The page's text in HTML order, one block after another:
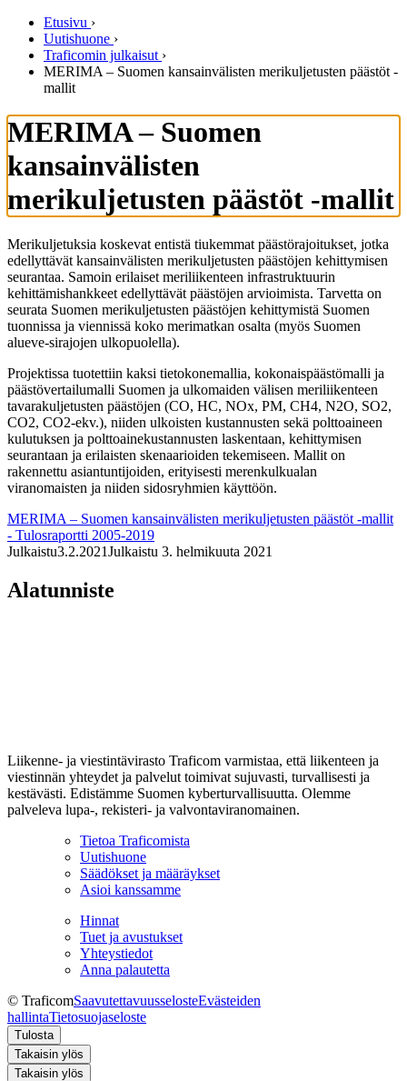
Etusivu ›
Uutishuone ›
Traficomin julkaisut ›
MERIMA – Suomen kansainvälisten merikuljetusten päästöt -
mallit
MERIMA – Suomen
kansainvälisten
merikuljetusten päästöt -mallit
Merikuljetuksia koskevat entistä tiukemmat päästörajoitukset, jotka
edellyttävät kansainvälisten merikuljetusten päästöjen kehittymisen
seurantaa. Samoin erilaiset meriliikenteen infrastruktuurin
kehittämishankkeet edellyttävät päästöjen arvioimista. Tarvetta on
seurata Suomen merikuljetusten päästöjen kehittymistä Suomen
tuonnissa ja viennissä koko merimatkan osalta (myös Suomen
alueve-sirajojen ulkopuolella).
Projektissa tuotettiin kaksi tietokonemallia, kokonaispäästömalli ja
päästövertailumalli Suomen ja ulkomaiden välisen meriliikenteen
tavarakuljetusten päästöjen (CO, HC, NOx, PM, CH4, N2O, SO2,
CO2, CO2-ekv.), niiden ulkoisten kustannusten sekä polttoaineen
kulutuksen ja polttoainekustannusten laskentaan, kehittymisen
seurantaan ja erilaisten skenaarioiden tekemiseen. Mallit on
rakennettu asiantuntijoiden, erityisesti merenkulkualan
viranomaisten ja niiden sidosryhmien käyttöön.
MERIMA – Suomen kansainvälisten merikuljetusten päästöt -mallit
- Tulosraportti 2005-2019
Julkaistu3.2.2021Julkaistu 3. helmikuuta 2021
Alatunniste
Liikenne- ja viestintävirasto Traficom varmistaa, että liikenteen ja
viestinnän yhteydet ja palvelut toimivat sujuvasti, turvallisesti ja
kestävästi. Edistämme Suomen kyberturvallisuutta. Olemme
palveleva lupa-, rekisteri- ja valvontaviranomainen.
Tietoa Traficomista
Uutishuone
Säädökset ja määräykset
Asioi kanssamme
Hinnat
Tuet ja avustukset
Yhteystiedot
Anna palautetta
© TraficomSaavutettavuusselosteEvästeiden
hallintaTietosuojaseloste
Tulosta
Takaisin ylös
Takaisin ylös